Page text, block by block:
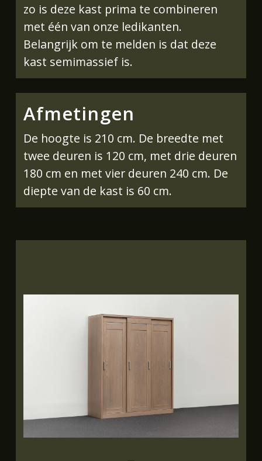
zo is deze kast prima te combineren
met één van onze ledikanten.
Belangrijk om te melden is dat deze
kast semimassief is.
Afmetingen
De hoogte is 210 cm. De breedte met
twee deuren is 120 cm, met drie deuren
180 cm en met vier deuren 240 cm. De
diepte van de kast is 60 cm.